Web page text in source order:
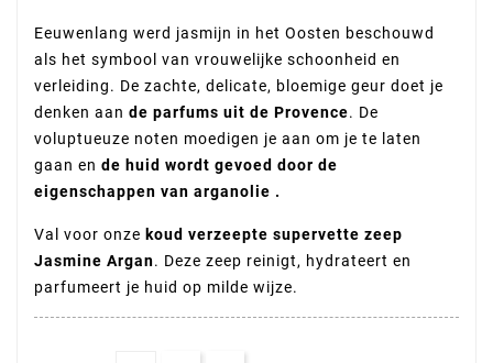
Eeuwenlang werd jasmijn in het Oosten beschouwd
als het symbool van vrouwelijke schoonheid en
verleiding. De zachte, delicate, bloemige geur doet je
denken aan de parfums uit de Provence. De
voluptueuze noten moedigen je aan om je te laten
gaan en de huid wordt gevoed door de
eigenschappen van arganolie .
Val voor onze koud verzeepte supervette zeep
Jasmine Argan. Deze zeep reinigt, hydrateert en
parfumeert je huid op milde wijze.